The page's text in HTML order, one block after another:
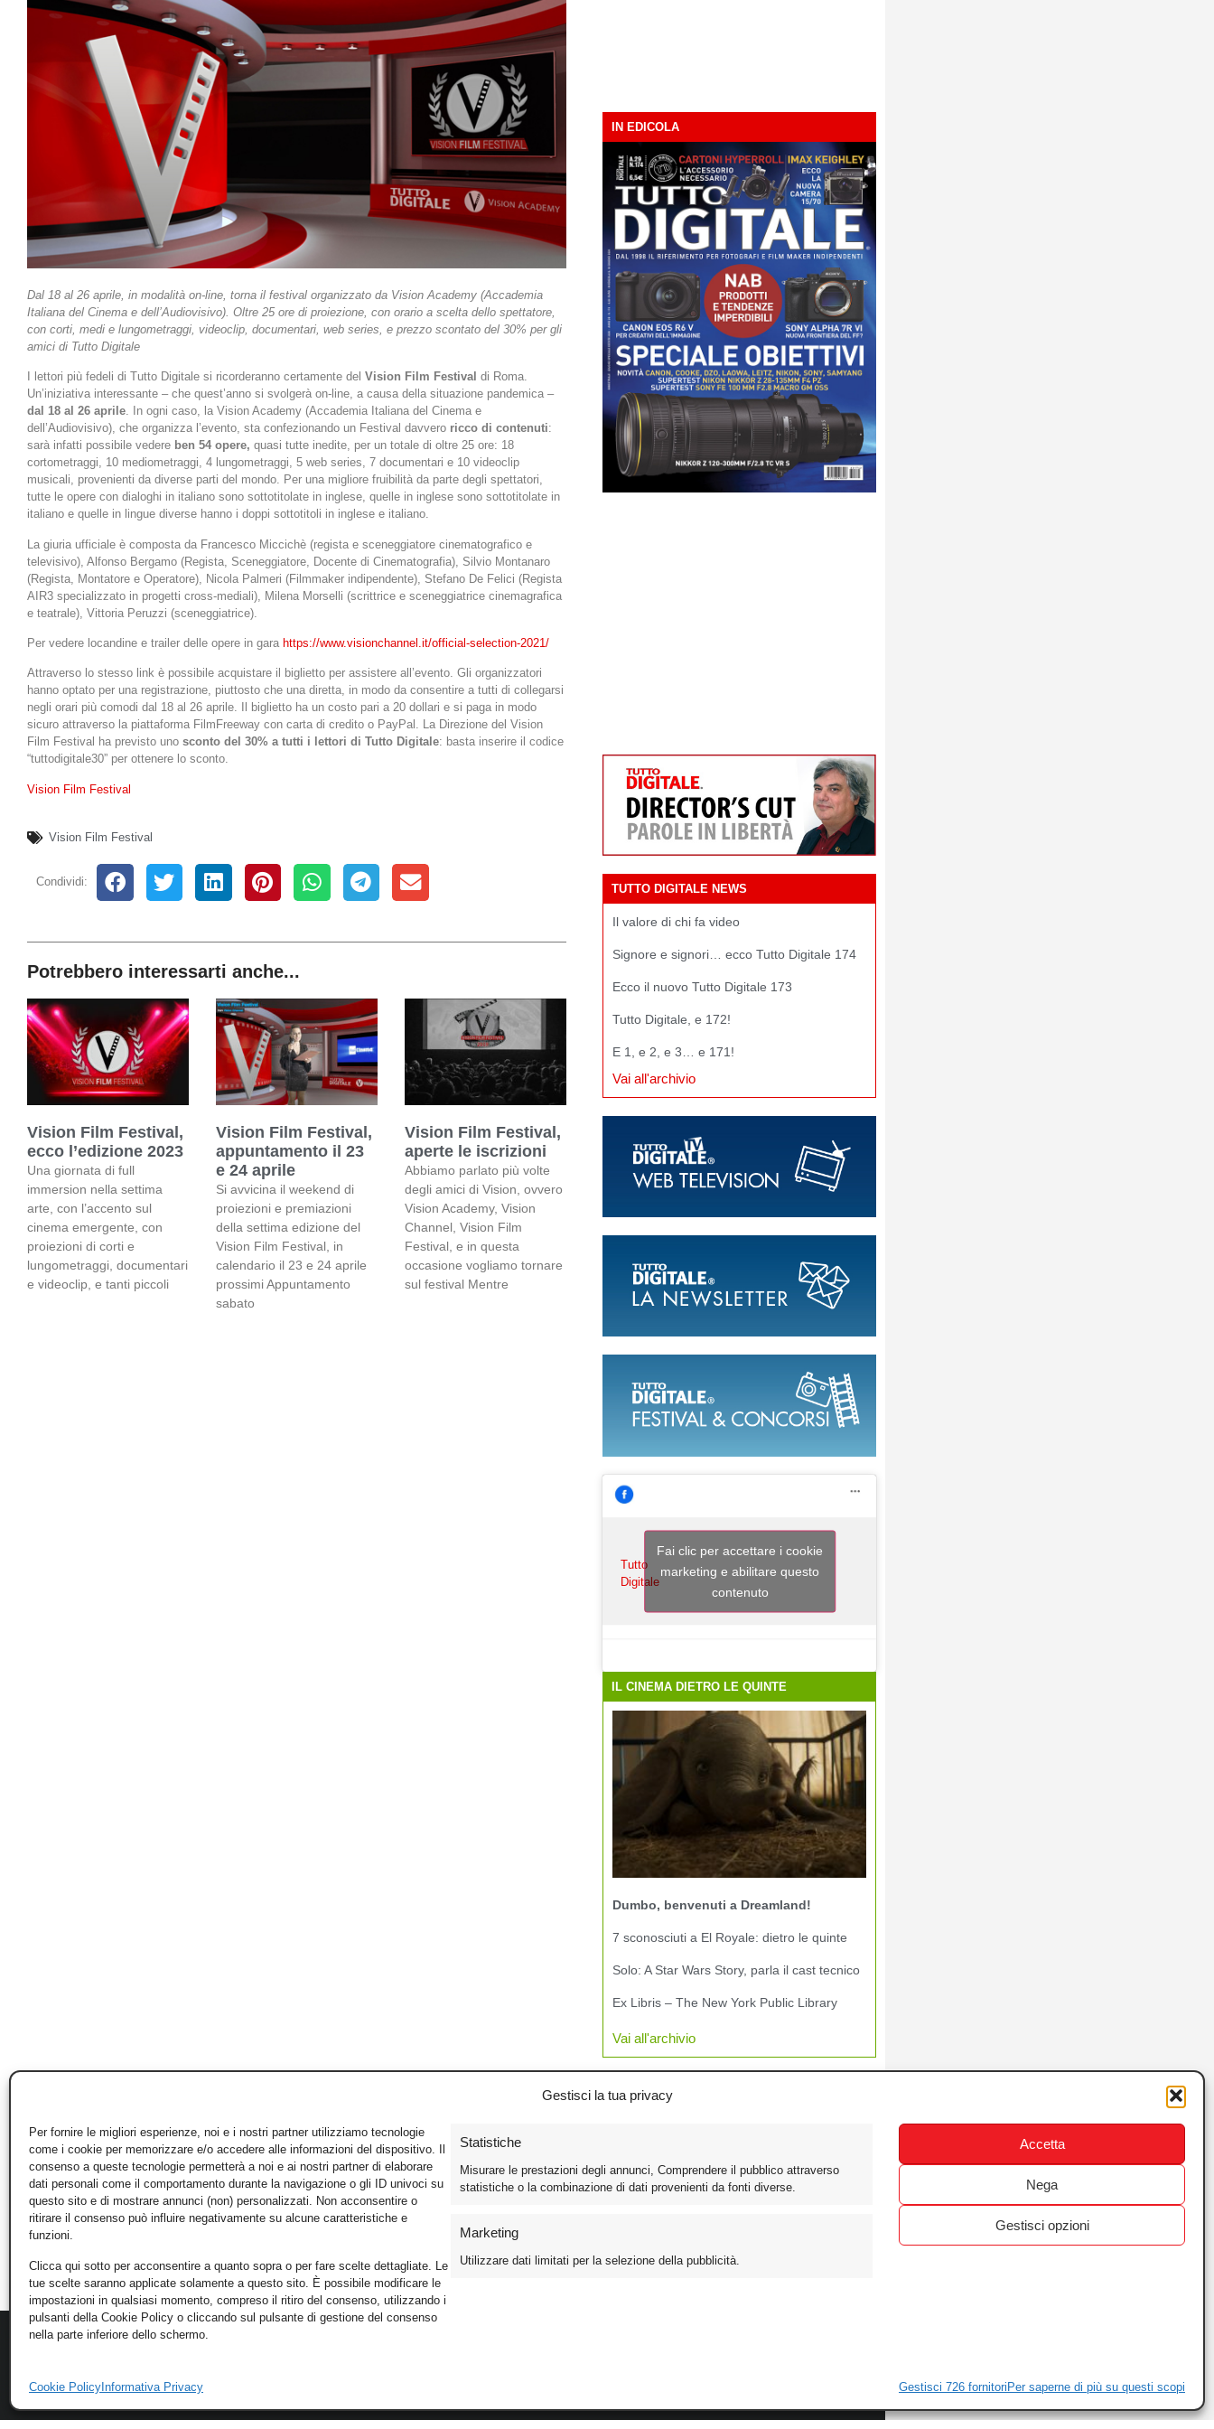
Gestisci la tua privacy
Per fornire le migliori esperienze, noi e i nostri partner utilizziamo tecnologie
come i cookie per memorizzare e/o accedere alle informazioni del dispositivo. Il
consenso a queste tecnologie permetterà a noi e ai nostri partner di elaborare
dati personali come il comportamento durante la navigazione o gli ID univoci su
questo sito e di mostrare annunci (non) personalizzati. Non acconsentire o
ritirare il consenso può influire negativamente su alcune caratteristiche e
funzioni.
Clicca qui sotto per acconsentire a quanto sopra o per fare scelte dettagliate. Le
tue scelte saranno applicate solamente a questo sito. È possibile modificare le
impostazioni in qualsiasi momento, compreso il ritiro del consenso, utilizzando i
pulsanti della Cookie Policy o cliccando sul pulsante di gestione del consenso
nella parte inferiore dello schermo.
Statistiche
Misurare le prestazioni degli annunci, Comprendere il pubblico attraverso
statistiche o la combinazione di dati provenienti da fonti diverse.
Marketing
Utilizzare dati limitati per la selezione della pubblicità.
Gestisci 726 fornitori Per saperne di più su questi scopi
Accetta
Nega
Gestisci opzioni
Cookie Policy Informativa Privacy
Dal 18 al 26 aprile, in modalità on-line, torna il festival organizzato da Vision Academy (Accademia
Italiana del Cinema e dell’Audiovisivo). Oltre 25 ore di proiezione, con orario a scelta dello spettatore,
con corti, medi e lungometraggi, videoclip, documentari, web series, e prezzo scontato del 30% per gli
amici di Tutto Digitale
I lettori più fedeli di Tutto Digitale si ricorderanno certamente del Vision Film Festival di Roma.
Un’iniziativa interessante – che quest’anno si svolgerà on-line, a causa della situazione pandemica –
dal 18 al 26 aprile. In ogni caso, la Vision Academy (Accademia Italiana del Cinema e
dell’Audiovisivo), che organizza l’evento, sta confezionando un Festival davvero ricco di contenuti:
sarà infatti possibile vedere ben 54 opere, quasi tutte inedite, per un totale di oltre 25 ore: 18
cortometraggi, 10 mediometraggi, 4 lungometraggi, 5 web series, 7 documentari e 10 videoclip
musicali, provenienti da diverse parti del mondo. Per una migliore fruibilità da parte degli spettatori,
tutte le opere con dialoghi in italiano sono sottotitolate in inglese, quelle in inglese sono sottotitolate in
italiano e quelle in lingue diverse hanno i doppi sottotitoli in inglese e italiano.
La giuria ufficiale è composta da Francesco Miccichè (regista e sceneggiatore cinematografico e
televisivo), Alfonso Bergamo (Regista, Sceneggiatore, Docente di Cinematografia), Silvio Montanaro
(Regista, Montatore e Operatore), Nicola Palmeri (Filmmaker indipendente), Stefano De Felici (Regista
AIR3 specializzato in progetti cross-mediali), Milena Morselli (scrittrice e sceneggiatrice cinemagrafica
e teatrale), Vittoria Peruzzi (sceneggiatrice).
Per vedere locandine e trailer delle opere in gara https://www.visionchannel.it/official-selection-2021/
Attraverso lo stesso link è possibile acquistare il biglietto per assistere all’evento. Gli organizzatori
hanno optato per una registrazione, piuttosto che una diretta, in modo da consentire a tutti di collegarsi
negli orari più comodi dal 18 al 26 aprile. Il biglietto ha un costo pari a 20 dollari e si paga in modo
sicuro attraverso la piattaforma FilmFreeway con carta di credito o PayPal. La Direzione del Vision
Film Festival ha previsto uno sconto del 30% a tutti i lettori di Tutto Digitale: basta inserire il codice
“tuttodigitale30” per ottenere lo sconto.
Vision Film Festival
Vision Film Festival
Condividi:
Potrebbero interessarti anche...
Vision Film Festival,
ecco l’edizione 2023
Una giornata di full
immersion nella settima
arte, con l’accento sul
cinema emergente, con
proiezioni di corti e
lungometraggi, documentari
e videoclip, e tanti piccoli
Vision Film Festival,
appuntamento il 23
e 24 aprile
Si avvicina il weekend di
proiezioni e premiazioni
della settima edizione del
Vision Film Festival, in
calendario il 23 e 24 aprile
prossimi Appuntamento
sabato
Vision Film Festival,
aperte le iscrizioni
Abbiamo parlato più volte
degli amici di Vision, ovvero
Vision Academy, Vision
Channel, Vision Film
Festival, e in questa
occasione vogliamo tornare
sul festival Mentre
IN EDICOLA
TUTTO DIGITALE NEWS
Il valore di chi fa video
Signore e signori… ecco Tutto Digitale 174
Ecco il nuovo Tutto Digitale 173
Tutto Digitale, e 172!
E 1, e 2, e 3… e 171!
Vai all'archivio
Tutto
Digitale
Fai clic per accettare i cookie
marketing e abilitare questo
contenuto
IL CINEMA DIETRO LE QUINTE
Dumbo, benvenuti a Dreamland!
7 sconosciuti a El Royale: dietro le quinte
Solo: A Star Wars Story, parla il cast tecnico
Ex Libris – The New York Public Library
Vai all'archivio